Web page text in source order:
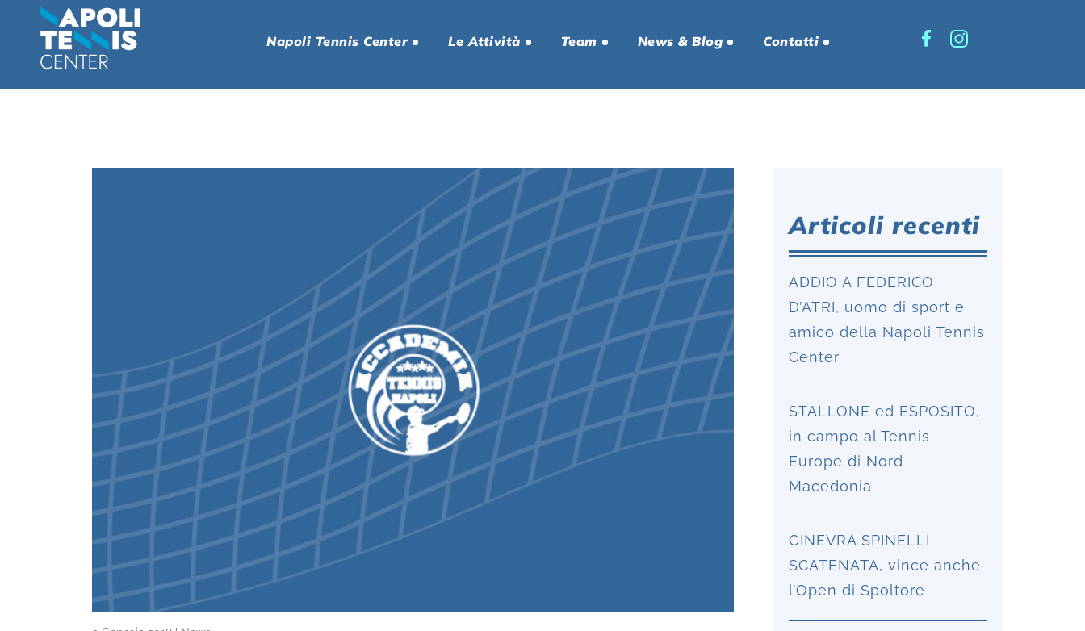
Napoli Tennis Center Le Attività Team News & Blog Contatti
Articoli recenti
ADDIO A FEDERICO
D’ATRI, uomo di sport e
amico della Napoli Tennis
Center
STALLONE ed ESPOSITO,
in campo al Tennis
Europe di Nord
Macedonia
GINEVRA SPINELLI
SCATENATA, vince anche
l’Open di Spoltore